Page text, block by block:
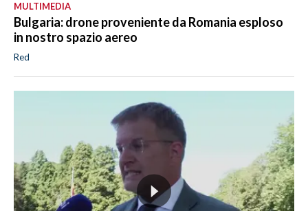
MULTIMEDIA
Bulgaria: drone proveniente da Romania esploso
in nostro spazio aereo
Red